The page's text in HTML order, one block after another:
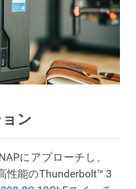
ン
にアプローチし、
性能のThunderbolt™ 3